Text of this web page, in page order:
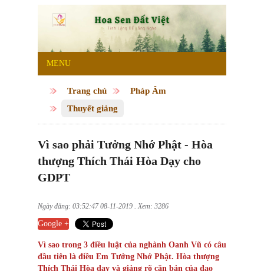
MENU
Trang chủ
Pháp Âm
Thuyết giảng
Vì sao phải Tưởng Nhớ Phật - Hòa
thượng Thích Thái Hòa Dạy cho
GDPT
Ngày đăng: 03:52:47 08-11-2019 . Xem: 3286
Google +
Vì sao trong 3 điều luật của nghành Oanh Vũ có câu
đầu tiên là điều Em Tưởng Nhớ Phật. Hòa thượng
Thích Thái Hòa dạy và giảng rõ căn bản của đạo